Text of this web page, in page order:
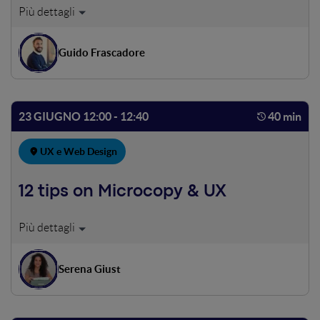
Definizione e Case Studies su Design Language System,
nell’ecosistema di un prodotto digitale aiutando l’azienda
a consegnare al cliente una brand experience ottimale su
tutte le piattaforme. Esempi di applicazione su prodotti
Guido Frascadore
23 GIUGNO 12:00 - 12:40 40 min
UX e Web Design
12 tips on Microcopy & UX
Sono i dettagli che fanno la differenza. O forse sono le
user experience e qualche consiglio pratico per scrivere
meglio.
Serena Giust